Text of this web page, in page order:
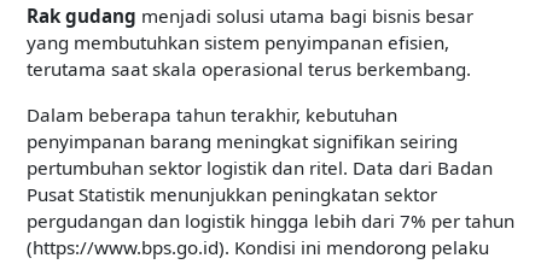
Rak gudang menjadi solusi utama bagi bisnis besar
yang membutuhkan sistem penyimpanan efisien,
terutama saat skala operasional terus berkembang.
Dalam beberapa tahun terakhir, kebutuhan
penyimpanan barang meningkat signifikan seiring
pertumbuhan sektor logistik dan ritel. Data dari Badan
Pusat Statistik menunjukkan peningkatan sektor
pergudangan dan logistik hingga lebih dari 7% per tahun
(https://www.bps.go.id). Kondisi ini mendorong pelaku